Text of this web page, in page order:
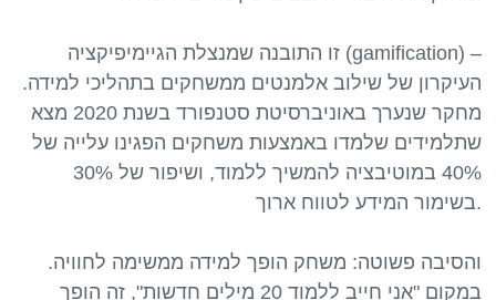
זו התובנה שמנצלת הגיימיפיקציה (gamification) –
העיקרון של שילוב אלמנטים ממשחקים בתהליכי למידה.
מחקר שנערך באוניברסיטת סטנפורד בשנת 2020 מצא
שתלמידים שלמדו באמצעות משחקים הפגינו עלייה של
40% במוטיבציה להמשיך ללמוד, ושיפור של 30%
בשימור המידע לטווח ארוך.
והסיבה פשוטה: משחק הופך למידה ממשימה לחוויה.
במקום "אני חייב ללמוד 20 מילים חדשות", זה הופך